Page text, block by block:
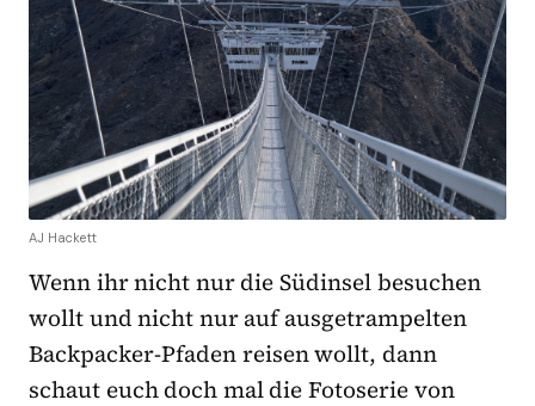
AJ Hackett
Wenn ihr nicht nur die Südinsel besuchen
wollt und nicht nur auf ausgetrampelten
Backpacker-Pfaden reisen wollt, dann
schaut euch doch mal die Fotoserie von